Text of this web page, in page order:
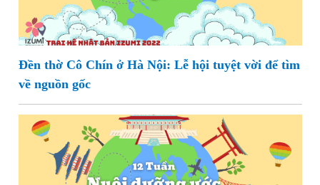
Đền thờ Cô Chín ở Hà Nội: Lễ hội tuyệt vời để tìm
về nguồn gốc